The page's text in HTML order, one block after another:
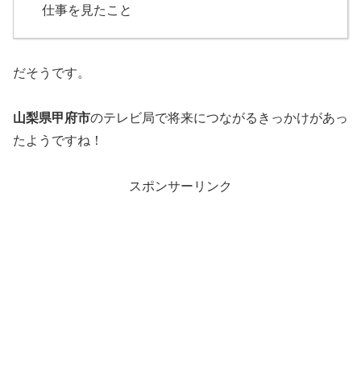
仕事を見たこと
だそうです。
山梨県甲府市のテレビ局で将来につながるきっかけがあっ
たようですね！
スポンサーリンク